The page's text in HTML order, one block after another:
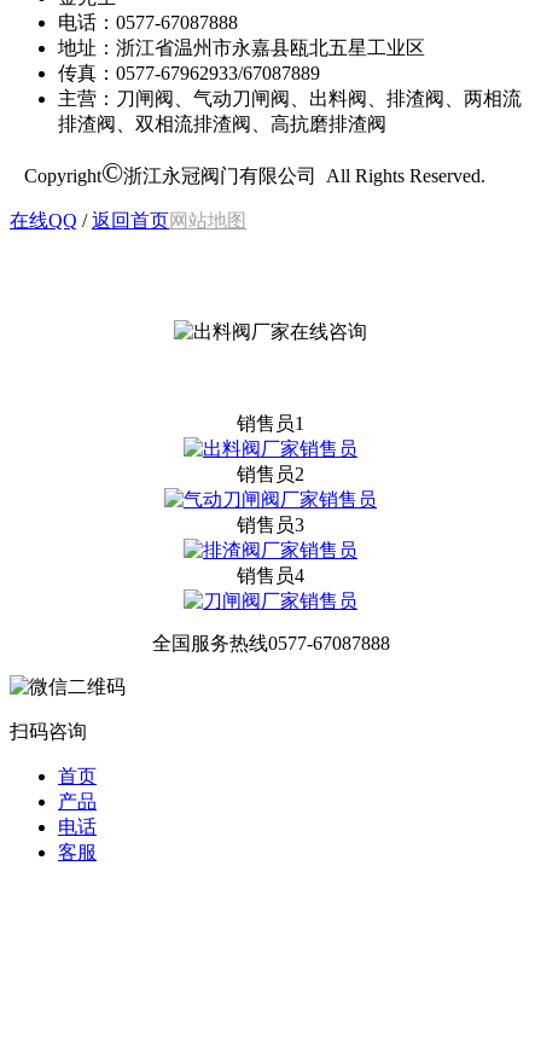
电话：0577-67087888
地址：浙江省温州市永嘉县瓯北五星工业区
传真：0577-67962933/67087889
主营：刀闸阀、气动刀闸阀、出料阀、排渣阀、两相流
排渣阀、双相流排渣阀、高抗磨排渣阀
Copyright©浙江永冠阀门有限公司 All Rights Reserved.
在线QQ /返回首页 网站地图
销售员1
销售员2
销售员3
销售员4
全国服务热线0577-67087888
扫码咨询
首页
产品
电话
客服